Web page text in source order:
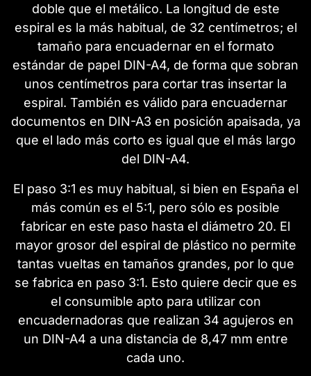
doble que el metálico. La longitud de este
espiral es la más habitual, de 32 centímetros; el
tamaño para encuadernar en el formato
estándar de papel DIN-A4, de forma que sobran
unos centímetros para cortar tras insertar la
espiral. También es válido para encuadernar
documentos en DIN-A3 en posición apaisada, ya
que el lado más corto es igual que el más largo
del DIN-A4.
El paso 3:1 es muy habitual, si bien en España el
más común es el 5:1, pero sólo es posible
fabricar en este paso hasta el diámetro 20. El
mayor grosor del espiral de plástico no permite
tantas vueltas en tamaños grandes, por lo que
se fabrica en paso 3:1. Esto quiere decir que es
el consumible apto para utilizar con
encuadernadoras que realizan 34 agujeros en
un DIN-A4 a una distancia de 8,47 mm entre
cada uno.